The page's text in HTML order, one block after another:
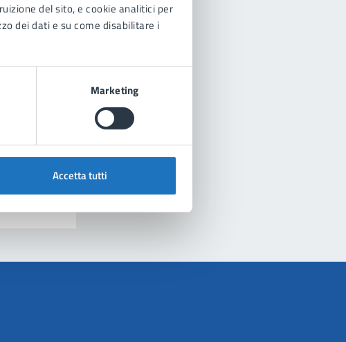
del sito, e cookie analitici per
dei dati e su come disabilitare i
Marketing
Accetta tutti